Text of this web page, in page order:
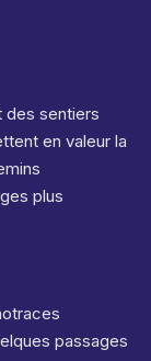
des sentiers
en valeur la
plus
passages